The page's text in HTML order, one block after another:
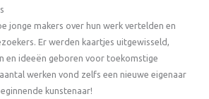
jonge makers over hun werk vertelden en
Er werden kaartjes uitgewisseld,
en ideeën geboren voor toekomstige
werken vond zelfs een nieuwe eigenaar
kunstenaar!